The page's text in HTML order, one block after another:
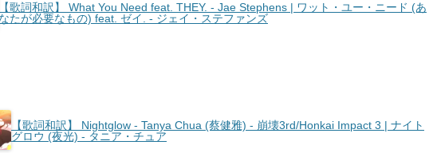
【歌詞和訳】 What You Need feat. THEY. - Jae Stephens | ワット・ユー・ニード (あ
なたが必要なもの) feat. ゼイ. - ジェイ・ステファンズ
【歌詞和訳】 Nightglow - Tanya Chua (蔡健雅) - 崩壊3rd/Honkai Impact 3 | ナイト
グロウ (夜光) - タニア・チュア